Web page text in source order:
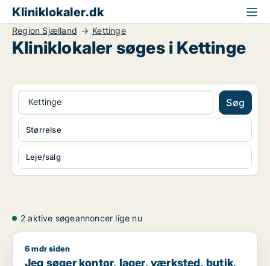
Kliniklokaler.dk
Region Sjælland Kettinge
Kliniklokaler søges i Kettinge
Kettinge Søg
Leje/salg
Størrelse
2 aktive søgeannoncer lige nu
Jeg søger kontor, lager, værksted, butik, klinik, restaurant,
6 mdr siden
Jeg søger kontor, lager, værksted, butik,